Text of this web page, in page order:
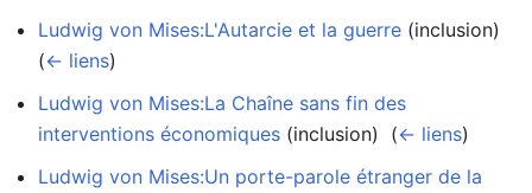
Ludwig von Mises:L'Autarcie et la guerre (inclusion) ‎
(← liens)
Ludwig von Mises:La Chaîne sans fin des
interventions économiques (inclusion) ‎ (← liens)
Ludwig von Mises:Un porte-parole étranger de la